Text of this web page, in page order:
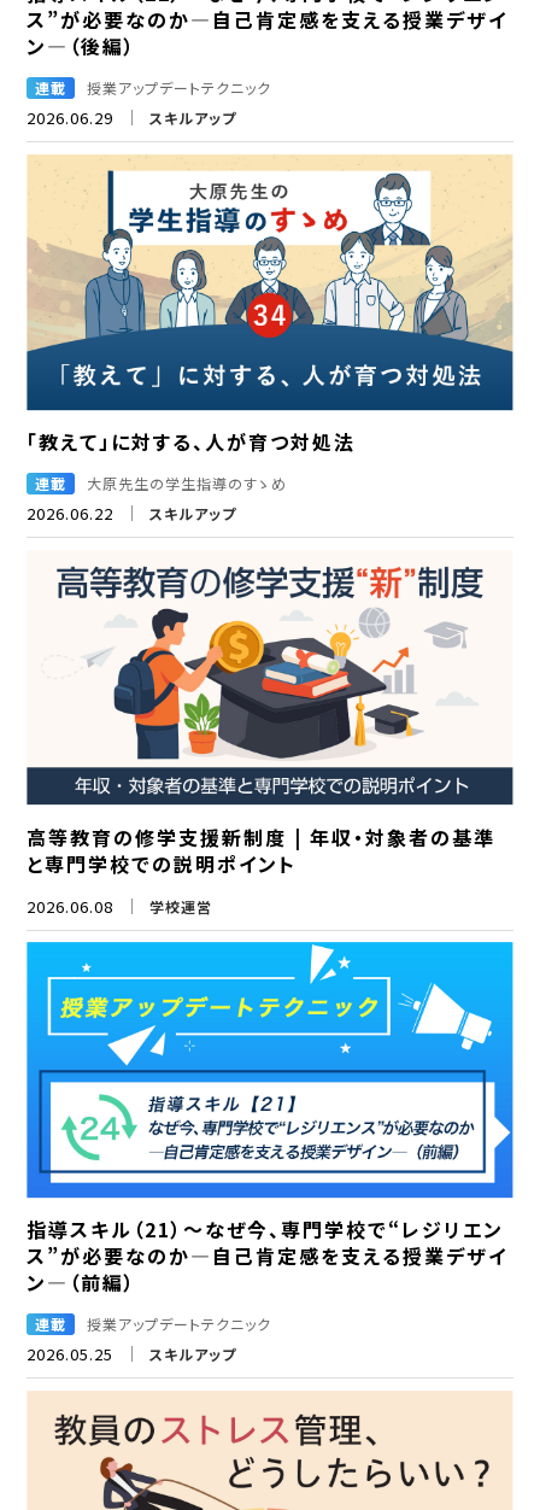
ス”が必要なのか―自己肯定感を支える授業デザイ
ン―（後編）
2026.06.29 スキルアップ
連載 授業アップデートテクニック
「教えて」に対する、人が育つ対処法
2026.06.22 スキルアップ
連載 大原先生の学生指導のすゝめ
高等教育の修学支援新制度 | 年収・対象者の基準
と専門学校での説明ポイント
2026.06.08 学校運営
指導スキル（21）～なぜ今、専門学校で“レジリエン
ス”が必要なのか―自己肯定感を支える授業デザイ
ン―（前編）
2026.05.25 スキルアップ
連載 授業アップデートテクニック